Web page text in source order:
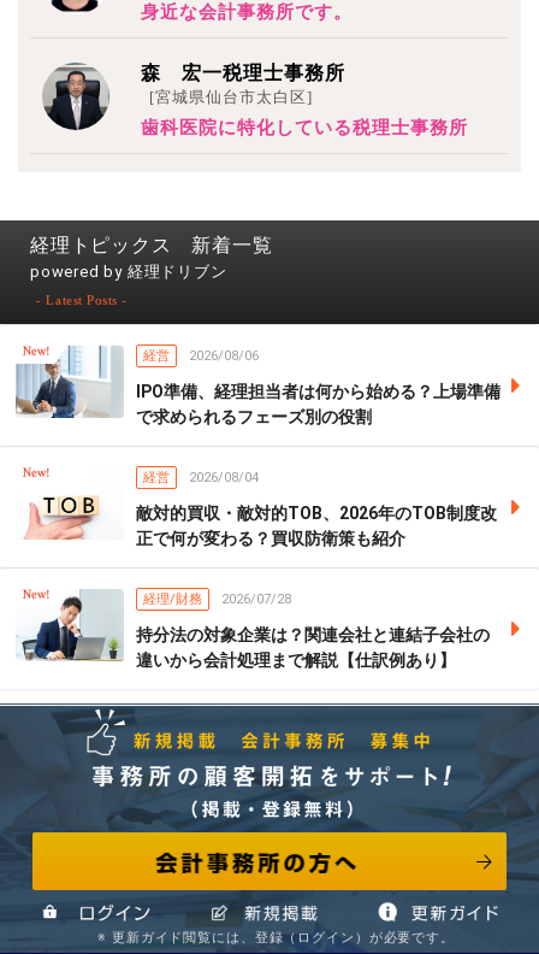
身近な会計事務所です。
森 宏一税理士事務所
[宮城県仙台市太白区]
歯科医院に特化している税理士事務所
経理トピックス 新着一覧
powered by 経理ドリブン
- Latest Posts -
経営 2026/08/06
IPO準備、経理担当者は何から始める？上場準備
で求められるフェーズ別の役割
経営 2026/08/04
敵対的買収・敵対的TOB、2026年のTOB制度改
正で何が変わる？買収防衛策も紹介
経理/財務 2026/07/28
持分法の対象企業は？関連会社と連結子会社の
違いから会計処理まで解説【仕訳例あり】
事務所の顧客開拓をサポート! （掲載・登録無料） 新規掲
会計事務所の方へ
ログイン
新規掲載 情報更新ガイド
※ 更新ガイド閲覧には、登録（ログイン）が必要です。